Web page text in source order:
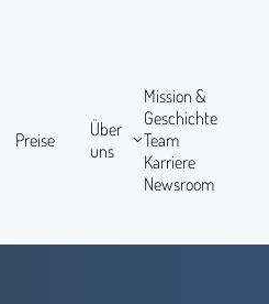
Preise
Über
uns
Mission &
Geschichte
Team
Karriere
Newsroom